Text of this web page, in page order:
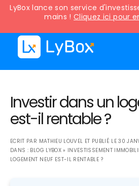
LyBox lance son service
mains ! Cliquez ici pour
Investir dans un
est-il rentable ?
ECRIT PAR MATHIEU LOUVEL ET PUBLIÉ LE30
DANS : BLOG LYBOX» INVESTISSEMENT
LOGEMENT NEUF EST-IL RENTABLE ?